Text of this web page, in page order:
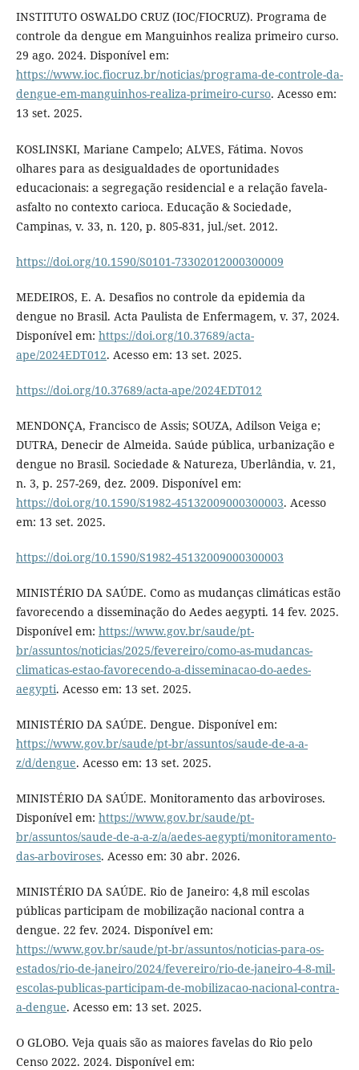
INSTITUTO OSWALDO CRUZ (IOC/FIOCRUZ). Programa de
controle da dengue em Manguinhos realiza primeiro curso.
29 ago. 2024. Disponível em:
https://www.ioc.fiocruz.br/noticias/programa-de-controle-da-
dengue-em-manguinhos-realiza-primeiro-curso. Acesso em:
13 set. 2025.
KOSLINSKI, Mariane Campelo; ALVES, Fátima. Novos
olhares para as desigualdades de oportunidades
educacionais: a segregação residencial e a relação favela-
asfalto no contexto carioca. Educação & Sociedade,
Campinas, v. 33, n. 120, p. 805-831, jul./set. 2012.
https://doi.org/10.1590/S0101-73302012000300009
MEDEIROS, E. A. Desafios no controle da epidemia da
dengue no Brasil. Acta Paulista de Enfermagem, v. 37, 2024.
Disponível em: https://doi.org/10.37689/acta-
ape/2024EDT012. Acesso em: 13 set. 2025.
https://doi.org/10.37689/acta-ape/2024EDT012
MENDONÇA, Francisco de Assis; SOUZA, Adilson Veiga e;
DUTRA, Denecir de Almeida. Saúde pública, urbanização e
dengue no Brasil. Sociedade & Natureza, Uberlândia, v. 21,
n. 3, p. 257-269, dez. 2009. Disponível em:
https://doi.org/10.1590/S1982-45132009000300003. Acesso
em: 13 set. 2025.
https://doi.org/10.1590/S1982-45132009000300003
MINISTÉRIO DA SAÚDE. Como as mudanças climáticas estão
favorecendo a disseminação do Aedes aegypti. 14 fev. 2025.
Disponível em: https://www.gov.br/saude/pt-
br/assuntos/noticias/2025/fevereiro/como-as-mudancas-
climaticas-estao-favorecendo-a-disseminacao-do-aedes-
aegypti. Acesso em: 13 set. 2025.
MINISTÉRIO DA SAÚDE. Dengue. Disponível em:
https://www.gov.br/saude/pt-br/assuntos/saude-de-a-a-
z/d/dengue. Acesso em: 13 set. 2025.
MINISTÉRIO DA SAÚDE. Monitoramento das arboviroses.
Disponível em: https://www.gov.br/saude/pt-
br/assuntos/saude-de-a-a-z/a/aedes-aegypti/monitoramento-
das-arboviroses. Acesso em: 30 abr. 2026.
MINISTÉRIO DA SAÚDE. Rio de Janeiro: 4,8 mil escolas
públicas participam de mobilização nacional contra a
dengue. 22 fev. 2024. Disponível em:
https://www.gov.br/saude/pt-br/assuntos/noticias-para-os-
estados/rio-de-janeiro/2024/fevereiro/rio-de-janeiro-4-8-mil-
escolas-publicas-participam-de-mobilizacao-nacional-contra-
a-dengue. Acesso em: 13 set. 2025.
O GLOBO. Veja quais são as maiores favelas do Rio pelo
Censo 2022. 2024. Disponível em: